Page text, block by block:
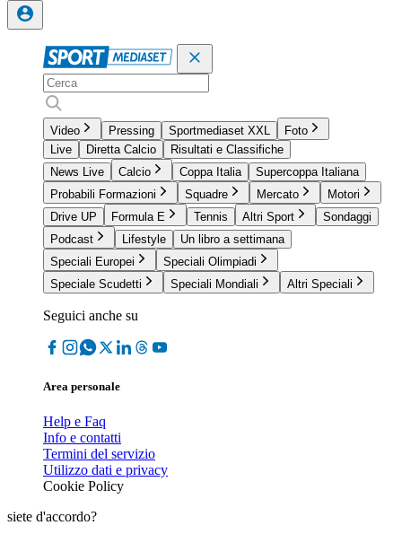
Video Pressing Sportmediaset XXL
Foto
Live
Diretta Calcio
Risultati e Classifiche
News Live
Calcio Coppa Italia
Supercoppa Italiana
Probabili Formazioni
Squadre Mercato
Motori
Drive UP
Formula E Tennis Altri Sport
Sondaggi
Podcast
Lifestyle
Un libro a settimana
Speciali Europei
Speciali Olimpiadi
Speciale Scudetti
Speciali Mondiali Altri Speciali
Seguici anche su
Area personale
Help e Faq
Info e contatti
Termini del servizio
Utilizzo dati e privacy
Cookie Policy
siete d'accordo?